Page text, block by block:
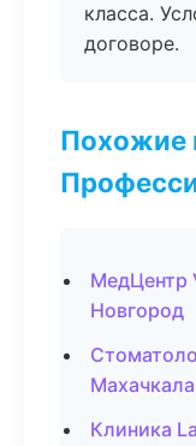
класса.
договоре.
Похожие
МедЦентр
Новгород
Махачкала
Клиника